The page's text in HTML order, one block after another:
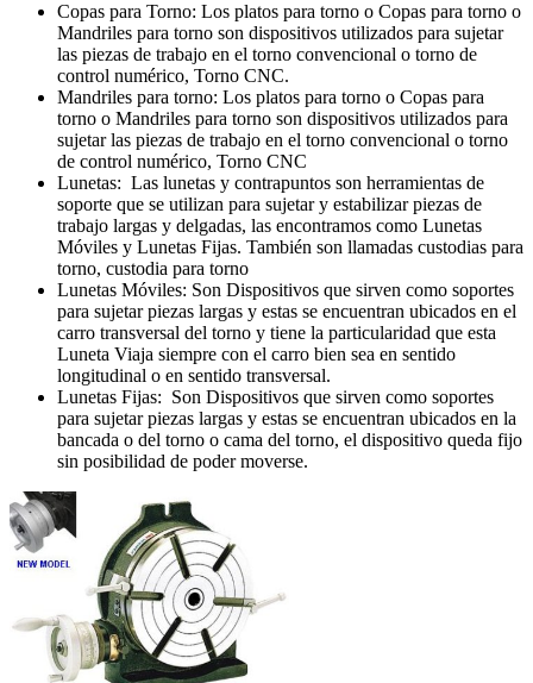
Copas para Torno: Los platos para torno o Copas para torno o
Mandriles para torno son dispositivos utilizados para sujetar
las piezas de trabajo en el torno convencional o torno de
control numérico, Torno CNC.
Mandriles para torno: Los platos para torno o Copas para
torno o Mandriles para torno son dispositivos utilizados para
sujetar las piezas de trabajo en el torno convencional o torno
de control numérico, Torno CNC
Lunetas: Las lunetas y contrapuntos son herramientas de
soporte que se utilizan para sujetar y estabilizar piezas de
trabajo largas y delgadas, las encontramos como Lunetas
Móviles y Lunetas Fijas. También son llamadas custodias para
torno, custodia para torno
Lunetas Móviles: Son Dispositivos que sirven como soportes
para sujetar piezas largas y estas se encuentran ubicados en el
carro transversal del torno y tiene la particularidad que esta
Luneta Viaja siempre con el carro bien sea en sentido
longitudinal o en sentido transversal.
Lunetas Fijas: Son Dispositivos que sirven como soportes
para sujetar piezas largas y estas se encuentran ubicados en la
bancada o del torno o cama del torno, el dispositivo queda fijo
sin posibilidad de poder moverse.